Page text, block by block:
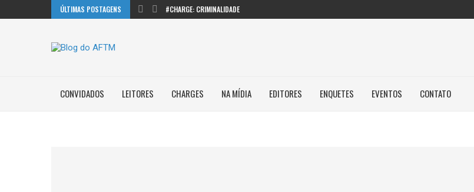
ÚLTIMAS POSTAGENS #CHARGE: CRIMINALIDADE
CONVIDADOS LEITORES CHARGES NA MÍDIA EDITORES ENQUETES EVENTOS CONTATO